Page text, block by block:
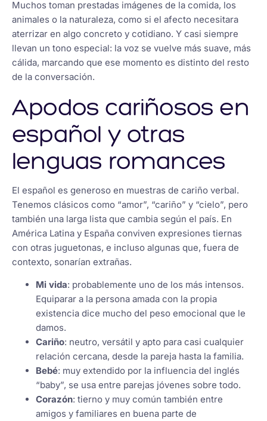
Muchos toman prestadas imágenes de la comida, los
animales o la naturaleza, como si el afecto necesitara
aterrizar en algo concreto y cotidiano. Y casi siempre
llevan un tono especial: la voz se vuelve más suave, más
cálida, marcando que ese momento es distinto del resto
de la conversación.
Apodos cariñosos en
español y otras
lenguas romances
El español es generoso en muestras de cariño verbal.
Tenemos clásicos como “amor”, “cariño” y “cielo”, pero
también una larga lista que cambia según el país. En
América Latina y España conviven expresiones tiernas
con otras juguetonas, e incluso algunas que, fuera de
contexto, sonarían extrañas.
Mi vida: probablemente uno de los más intensos.
Equiparar a la persona amada con la propia
existencia dice mucho del peso emocional que le
damos.
Cariño: neutro, versátil y apto para casi cualquier
relación cercana, desde la pareja hasta la familia.
Bebé: muy extendido por la influencia del inglés
“baby”, se usa entre parejas jóvenes sobre todo.
Corazón: tierno y muy común también entre
amigos y familiares en buena parte de